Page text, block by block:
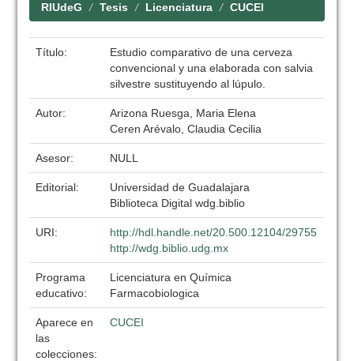
RIUdeG Tesis Licenciatura CUCEI
Título:
Estudio comparativo de una cerveza
convencional y una elaborada con salvia
silvestre sustituyendo al lúpulo.
Autor:
Arizona Ruesga, Maria Elena
Ceren Arévalo, Claudia Cecilia
Asesor: NULL
Editorial:
Universidad de Guadalajara
Biblioteca Digital wdg.biblio
URI:
http://hdl.handle.net/20.500.12104/29755
http://wdg.biblio.udg.mx
Programa
educativo:
Licenciatura en Química
Farmacobiologica
Aparece en
las
colecciones:
CUCEI